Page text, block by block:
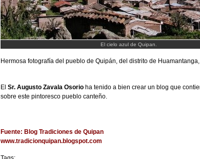
El cielo azul de Quipan.
Hermosa fotografía del pueblo de Quipán, del distrito de
El Sr. Augusto Zavala Osorio ha tenido a bien crear un blog que
sobre este pintoresco pueblo canteño.
Fuente: Blog Tradiciones de Quipan
www.tradicionquipan.blogspot.com